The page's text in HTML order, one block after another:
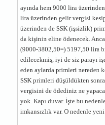
ayında hem 9000 lira
lira üzerinden gelir vergisi
üzerinden de SSK (işsizlik)
da kişinin eline ödenecek.
(9000-3802,50=) 5197,50 lira
edilecekmiş, iyi de siz parayı
eden aylarda primleri nereden
SSK primleri düşüldükten
vergisini de ödediniz ne
yok. Kapı duvar. İşte bu
imkansızlık var. O nedenle yeni